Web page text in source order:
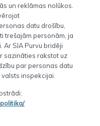
un reklāmas nolūkos.
datu drošību,
trešajām personām, ja
SIA Purvu bridēji
sazināties rakstot uz
par personas datu
inspekcijai.